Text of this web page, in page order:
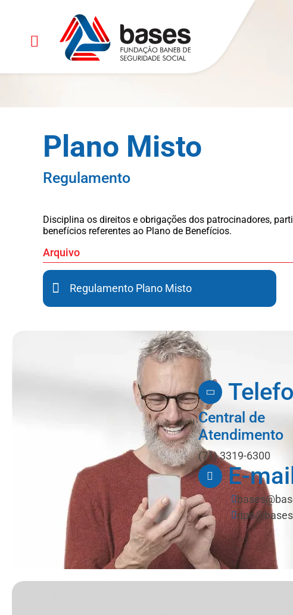
Plano Misto
Regulamento
Disciplina os direitos e obrigações dos patrocinadores,
benefícios referentes ao Plano de Benefícios.
Arquivo
Regulamento Plano Misto
Central de
Atendimento
(71) 3319-6300
E-